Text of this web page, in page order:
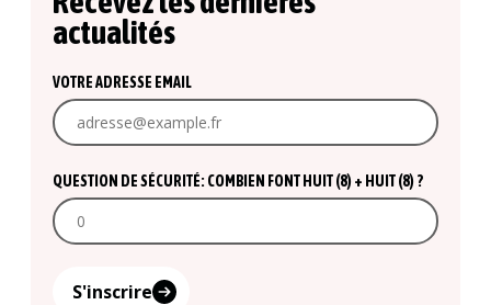
actualités
VOTRE ADRESSE EMAIL
QUESTION DE SÉCURITÉ: COMBIEN FONT HUIT (8) + HUIT (8) ?
S'inscrire